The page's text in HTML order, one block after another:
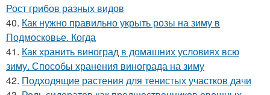
Рост грибов разных видов
40. Как нужно правильно укрыть розы на зиму в
Подмосковье. Когда
41. Как хранить виноград в домашних условиях всю
зиму. Способы хранения винограда на зиму
42. Подходящие растения для тенистых участков дачи